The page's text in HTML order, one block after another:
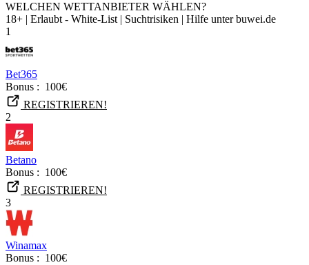
WELCHEN WETTANBIETER WÄHLEN?
18+ | Erlaubt - White-List | Suchtrisiken | Hilfe unter buwei.de
1
Bet365
Bonus : 100€
REGISTRIEREN!
2
Betano
Bonus : 100€
REGISTRIEREN!
3
Winamax
Bonus : 100€